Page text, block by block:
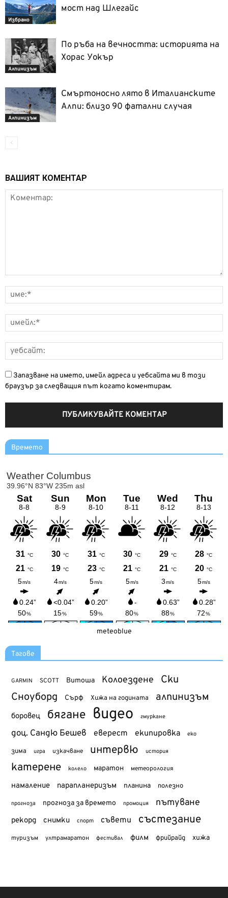
Избрано
мост над Шлегайс
Алпинизъм
По ръба на вечността: историята на
Хорас Уокър
Алпинизъм
Смъртоносно лято в Италианските
Алпи: близо 90 фатални случая
ВАШИЯТ КОМЕНТАР
Запазване на името, имейл адреса и уебсайта ми в този
браузър за следващия път когато коментирам.
Времето
meteoblue
Тагове
GARMIN SCOTT Витоша Колоездене Ски
Сноуборд Сърф Хижа на годината алпинизъм
боровец бягане видео гмуркане
доц. Сандю Бешев еверест екипировка еко
зима игра изкачване интервю история
катерене колело маратон метеорология
намаление парапланеризъм планина полезно
прогноза прогноза за времето промоция пътуване
рекорд снимки спорт съвети състезание
туризъм ултрамаратон фестивал филм фрийрайд хижа